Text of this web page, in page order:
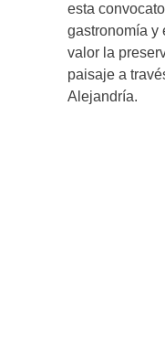
esta
gastronomía y
valor la
paisaje a
Alejandría.